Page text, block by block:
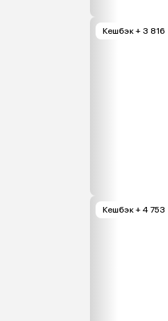
Кешбэк + 3 816
Кешбэк + 4 753